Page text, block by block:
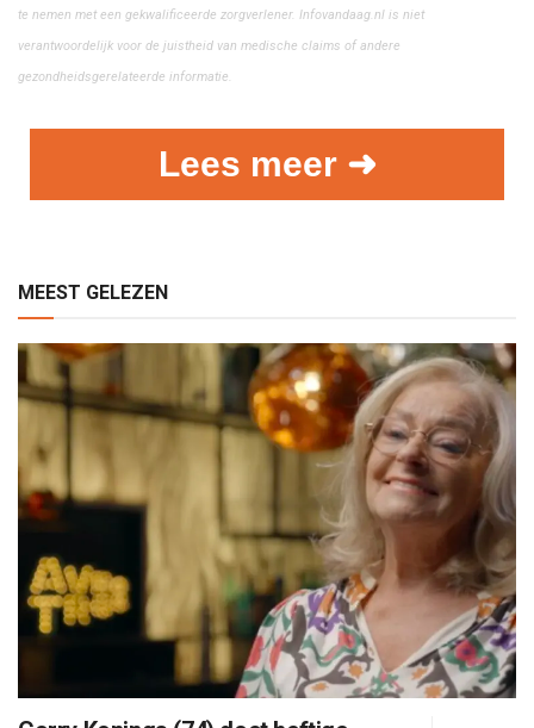
te nemen met een gekwalificeerde zorgverlener. Infovandaag.nl is niet
verantwoordelijk voor de juistheid van medische claims of andere
gezondheidsgerelateerde informatie.
Lees meer ➜
MEEST GELEZEN